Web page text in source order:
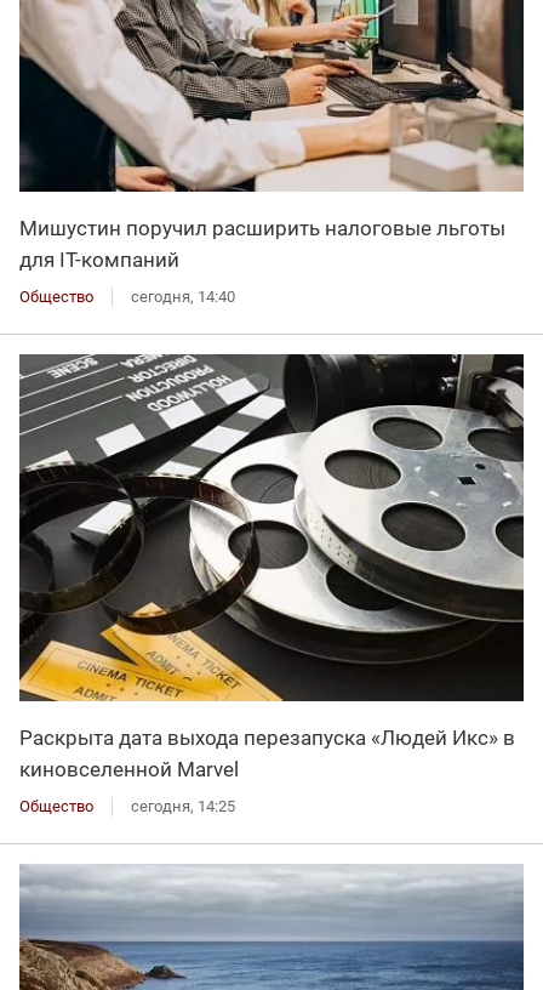
Мишустин поручил расширить налоговые льготы
для IT-компаний
Общество сегодня, 14:40
Раскрыта дата выхода перезапуска «Людей Икс» в
киновселенной Marvel
Общество сегодня, 14:25